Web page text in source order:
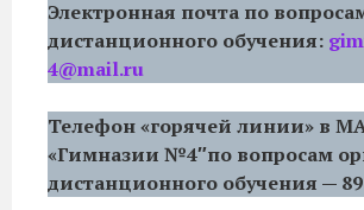
Электронная почта по
дистанционного обучения:
4@mail.ru
Телефон «горячей линии» в
«Гимназии №4″по вопросам
дистанционного обучения —